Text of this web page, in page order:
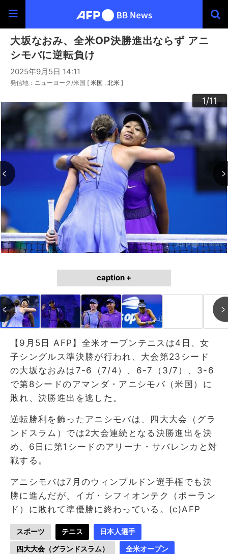
大坂なおみ、全米OP決勝進出ならず アニ
シモバに逆転負け
2025年9月5日 14:11
発信地：ニューヨーク/米国 [ 米国 北米 ]
1/11
2/11
3/11
4/11
5/11
6/11
7/11
8/11
9/11
10/11
11/11
caption +
【9月5日 AFP】全米オープンテニスは4日、女
子シングルス準決勝が行われ、大会第23シード
の大坂なおみは7-6（7/4）、6-7（3/7）、3-6
で第8シードのアマンダ・アニシモバ（米国）に
敗れ、決勝進出を逃した。
逆転勝利を飾ったアニシモバは、四大大会（グラ
ンドスラム）では2大会連続となる決勝進出を決
め、6日に第1シードのアリーナ・サバレンカと対
戦する。
アニシモバは7月のウィンブルドン選手権でも決
勝に進んだが、イガ・シフィオンテク（ポーラン
ド）に敗れて準優勝に終わっている。(c)AFP
スポーツ テニス 日本人選手
四大大会（グランドスラム） 全米オープン